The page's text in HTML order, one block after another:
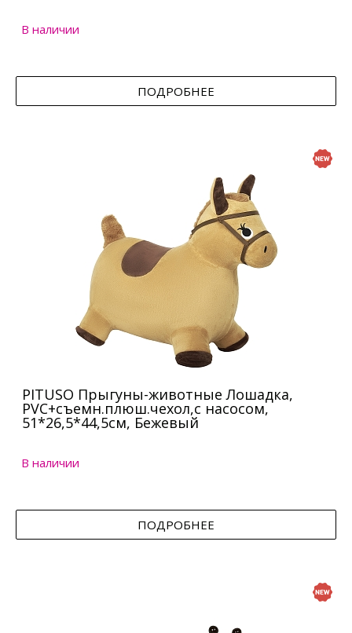
В наличии
ПОДРОБНЕЕ
PITUSO Прыгуны-животные Лошадка,
PVC+съемн.плюш.чехол,с насосом,
51*26,5*44,5см, Бежевый
В наличии
ПОДРОБНЕЕ